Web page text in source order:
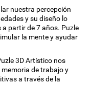
nuestra percepción
y su diseño lo
partir de 7 años. Puzle
la mente y ayudar
3D Artístico nos
de trabajo y
a través de la